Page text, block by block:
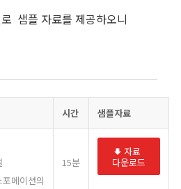
샘플 자료를 제공하오니
시간 샘플자료
메이션의
15분
자료
다운로드